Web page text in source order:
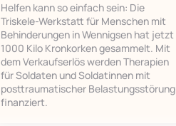
Helfen kann so einfach sein: Die
Triskele-Werkstatt für Menschen mit
Behinderungen in Wennigsen hat jetzt
1000 Kilo Kronkorken gesammelt. Mit
dem Verkaufserlös werden Therapien
für Soldaten und Soldatinnen mit
posttraumatischer Belastungsstörung
finanziert.